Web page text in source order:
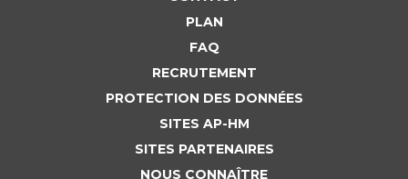
PLAN
FAQ
RECRUTEMENT
PROTECTION DES DONNÉES
SITES AP-HM
SITES PARTENAIRES
NOUS CONNAÎTRE